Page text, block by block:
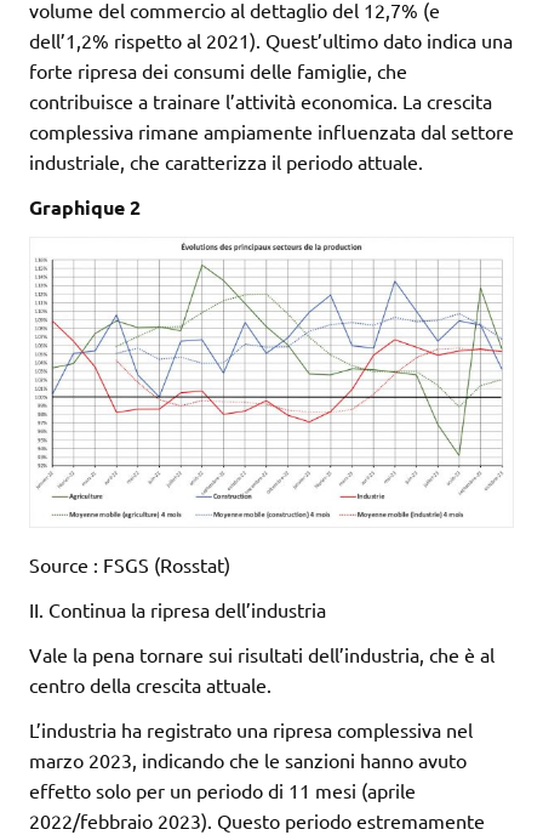
volume del commercio al dettaglio del 12,7% (e
dell’1,2% rispetto al 2021). Quest’ultimo dato indica una
forte ripresa dei consumi delle famiglie, che
contribuisce a trainare l’attività economica. La crescita
complessiva rimane ampiamente influenzata dal settore
industriale, che caratterizza il periodo attuale.
Graphique 2
Source : FSGS (Rosstat)
II. Continua la ripresa dell’industria
Vale la pena tornare sui risultati dell’industria, che è al
centro della crescita attuale.
L’industria ha registrato una ripresa complessiva nel
marzo 2023, indicando che le sanzioni hanno avuto
effetto solo per un periodo di 11 mesi (aprile
2022/febbraio 2023). Questo periodo estremamente